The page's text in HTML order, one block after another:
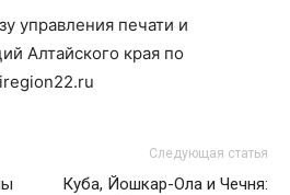
управления печати и
Алтайского края по
Следующая статья
Куба, Йошкар-Ола и Чечня: